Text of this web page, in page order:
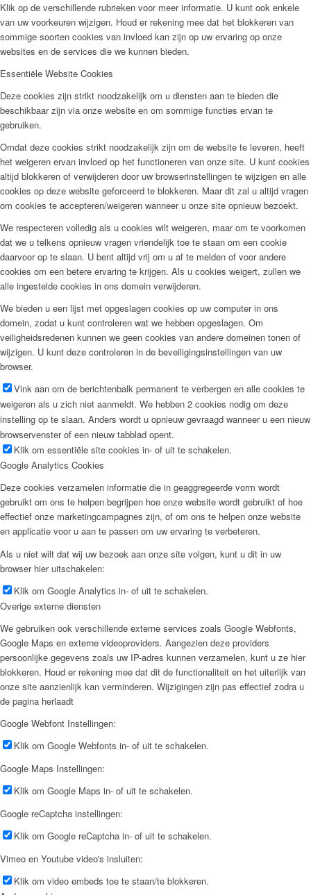
Klik op de verschillende rubrieken voor meer informatie. U kunt ook enkele
van uw voorkeuren wijzigen. Houd er rekening mee dat het blokkeren van
sommige soorten cookies van invloed kan zijn op uw ervaring op onze
websites en de services die we kunnen bieden.
Essentiële Website Cookies
Deze cookies zijn strikt noodzakelijk om u diensten aan te bieden die
beschikbaar zijn via onze website en om sommige functies ervan te
gebruiken.
Omdat deze cookies strikt noodzakelijk zijn om de website te leveren, heeft
het weigeren ervan invloed op het functioneren van onze site. U kunt cookies
altijd blokkeren of verwijderen door uw browserinstellingen te wijzigen en alle
cookies op deze website geforceerd te blokkeren. Maar dit zal u altijd vragen
om cookies te accepteren/weigeren wanneer u onze site opnieuw bezoekt.
We respecteren volledig als u cookies wilt weigeren, maar om te voorkomen
dat we u telkens opnieuw vragen vriendelijk toe te staan om een cookie
daarvoor op te slaan. U bent altijd vrij om u af te melden of voor andere
cookies om een betere ervaring te krijgen. Als u cookies weigert, zullen we
alle ingestelde cookies in ons domein verwijderen.
We bieden u een lijst met opgeslagen cookies op uw computer in ons
domein, zodat u kunt controleren wat we hebben opgeslagen. Om
veiligheidsredenen kunnen we geen cookies van andere domeinen tonen of
wijzigen. U kunt deze controleren in de beveiligingsinstellingen van uw
browser.
Vink aan om de berichtenbalk permanent te verbergen en alle cookies te
weigeren als u zich niet aanmeldt. We hebben 2 cookies nodig om deze
instelling op te slaan. Anders wordt u opnieuw gevraagd wanneer u een nieuw
browservenster of een nieuw tabblad opent.
Klik om essentiële site cookies in- of uit te schakelen.
Google Analytics Cookies
Deze cookies verzamelen informatie die in geaggregeerde vorm wordt
gebruikt om ons te helpen begrijpen hoe onze website wordt gebruikt of hoe
effectief onze marketingcampagnes zijn, of om ons te helpen onze website
en applicatie voor u aan te passen om uw ervaring te verbeteren.
Als u niet wilt dat wij uw bezoek aan onze site volgen, kunt u dit in uw
browser hier uitschakelen:
Klik om Google Analytics in- of uit te schakelen.
Overige externe diensten
We gebruiken ook verschillende externe services zoals Google Webfonts,
Google Maps en externe videoproviders. Aangezien deze providers
persoonlijke gegevens zoals uw IP-adres kunnen verzamelen, kunt u ze hier
blokkeren. Houd er rekening mee dat dit de functionaliteit en het uiterlijk van
onze site aanzienlijk kan verminderen. Wijzigingen zijn pas effectief zodra u
de pagina herlaadt
Google Webfont Instellingen:
Klik om Google Webfonts in- of uit te schakelen.
Google Maps Instellingen:
Klik om Google Maps in- of uit te schakelen.
Google reCaptcha instellingen:
Klik om Google reCaptcha in- of uit te schakelen.
Vimeo en Youtube video's insluiten:
Klik om video embeds toe te staan/te blokkeren.